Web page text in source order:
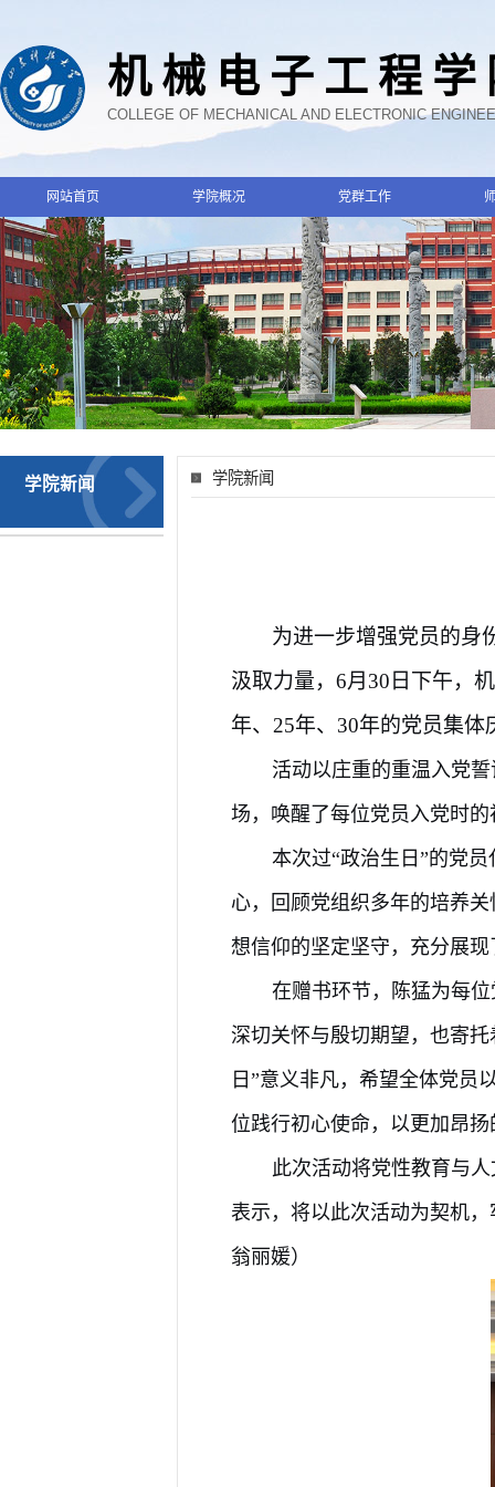
机械电子工程
COLLEGE OF MECHANICAL AND ELECTRONIC
网站首页 学院概况 党群工作
学院新闻 学院新闻
为进一步增强党员的身
汲取力量，6月30日 下午，
年、25年、30年的党员集
活动以庄重的重温入党
场，唤醒了每位党员入党时
本次过“政治生日”的党
心，回顾党组织多年的培养
想信仰的坚定坚守，充分展
在赠书环节，陈猛为每
深切关怀与殷切期望，也寄
日”意义非凡，希望全体党员
位践行初心使命，以更加昂
此次活动将党性教育与
表示，将以此次活动为契机
翁丽媛）